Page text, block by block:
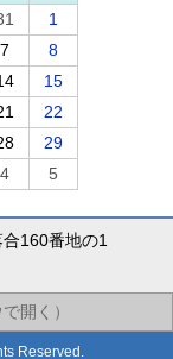
1
7
8
15
22
29
4 5
合160番地の1
開く）
Reserved.